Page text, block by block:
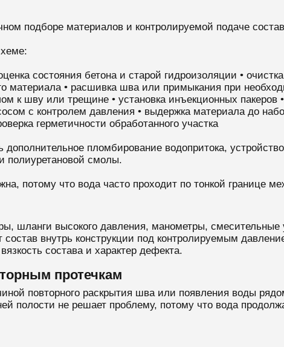
подборе материалов и контролируемой подаче
состояния бетона и старой гидроизоляции •
материала • расшивка шва или примыкания при
к шву или трещине • установка инъекционных пакеров
с контролем давления • выдержка материала до
герметичности обработанного участка
дополнительное пломбирование водопритока,
полиуретановой смолы.
потому что вода часто проходит по тонкой границе
шланги высокого давления, манометры, смесительные
внутрь конструкции под контролируемым
состава и характер дефекта.
протечкам
повторного раскрытия шва или появления воды
полости не решает проблему, потому что вода